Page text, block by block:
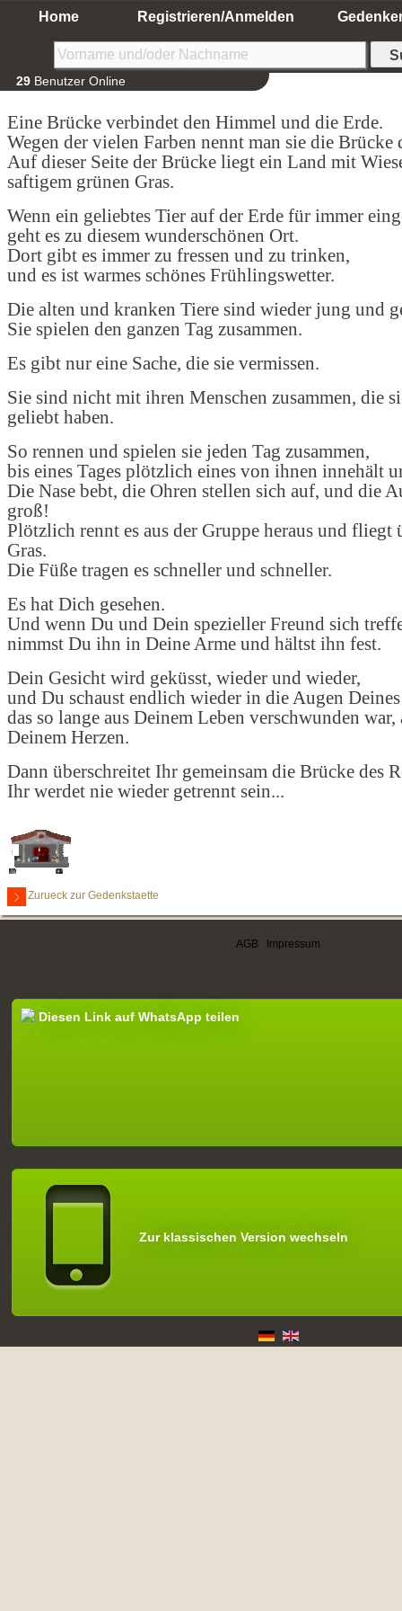
Home Registrieren/Anmelden
29 Benutzer Online
Eine Brücke verbindet den Himmel und die Erde.
Wegen der vielen Farben nennt man sie die Brücke
Auf dieser Seite der Brücke liegt ein Land mit
saftigem grünen Gras.
Wenn ein geliebtes Tier auf der Erde für immer
geht es zu diesem wunderschönen Ort.
Dort gibt es immer zu fressen und zu trinken,
und es ist warmes schönes Frühlingswetter.
Die alten und kranken Tiere sind wieder jung und
Sie spielen den ganzen Tag zusammen.
Es gibt nur eine Sache, die sie vermissen.
Sie sind nicht mit ihren Menschen zusammen, die
geliebt haben.
So rennen und spielen sie jeden Tag zusammen,
bis eines Tages plötzlich eines von ihnen innehält
Die Nase bebt, die Ohren stellen sich auf, und die
groß!
Plötzlich rennt es aus der Gruppe heraus und fliegt
Gras.
Die Füße tragen es schneller und schneller.
Es hat Dich gesehen.
Und wenn Du und Dein spezieller Freund sich
nimmst Du ihn in Deine Arme und hältst ihn fest.
Dein Gesicht wird geküsst, wieder und wieder,
und Du schaust endlich wieder in die Augen
das so lange aus Deinem Leben verschwunden war,
Deinem Herzen.
Dann überschreitet Ihr gemeinsam die Brücke des
Ihr werdet nie wieder getrennt sein...
Zurueck zur Gedenkstaette
AGB Impressum
Diesen Link auf WhatsApp teilen
Zur klassischen Version wechseln